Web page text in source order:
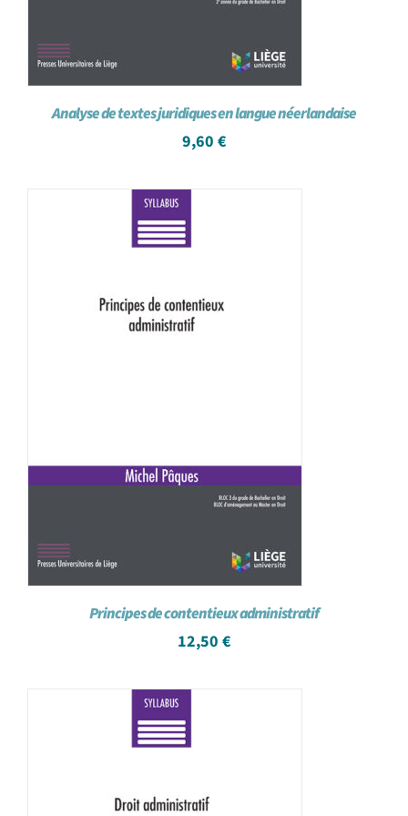
Analyse de textes juridiques en langue néerlandaise
9,60 €
Principes de contentieux administratif
12,50 €